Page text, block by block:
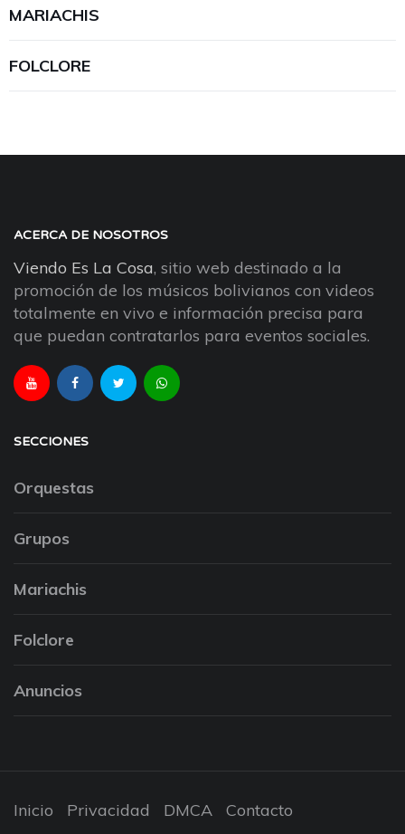
MARIACHIS
FOLCLORE
ACERCA DE NOSOTROS
Viendo Es La Cosa, sitio web destinado a la
promoción de los músicos bolivianos con videos
totalmente en vivo e información precisa para
que puedan contratarlos para eventos sociales.
SECCIONES
Orquestas
Grupos
Mariachis
Folclore
Anuncios
Inicio Privacidad DMCA Contacto